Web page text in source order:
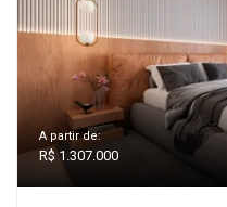
A partir de:
R$ 1.307.000